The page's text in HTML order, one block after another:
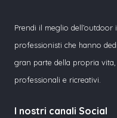
Prendi il meglio dell’outdoor
professionisti che hanno
gran parte della propria
professionali e ricreativi.
I nostri canali Social